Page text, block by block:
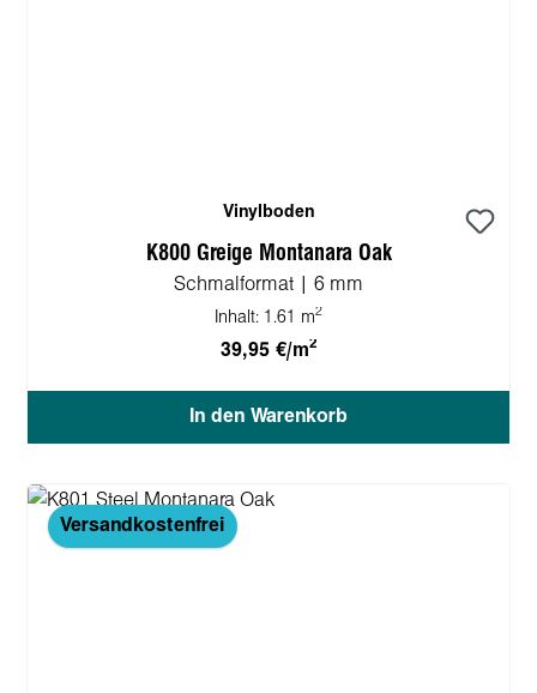
Vinylboden
K800 Greige Montanara Oak
Schmalformat | 6 mm
Inhalt: 1.61 m2
39,95 €/m2
In den Warenkorb
Versandkostenfrei